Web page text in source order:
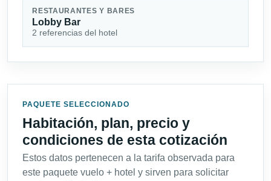
RESTAURANTES Y BARES
Lobby Bar
2 referencias del hotel
PAQUETE SELECCIONADO
Habitación, plan, precio y
condiciones de esta cotización
Estos datos pertenecen a la tarifa observada para
este paquete vuelo + hotel y sirven para solicitar